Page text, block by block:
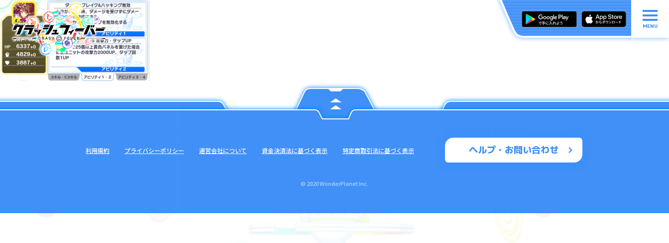
MENU
ヘルプ・お問い合わせ
利用規約 プライバシーポリシー 運営会社について 資金決済法に基づく表示 特定商取引法に基づく表示
© 2020 WonderPlanet Inc.